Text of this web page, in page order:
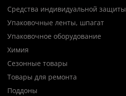
Средства индивидуальной защиты
Упаковочные ленты, шпагат
Упаковочное оборудование
Химия
Сезонные товары
Товары для ремонта
Поддоны